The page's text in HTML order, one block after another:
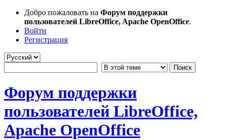
Добро пожаловать на Форум поддержки
пользователей LibreOffice, Apache OpenOffice.
Войти
Регистрация
Форум поддержки
пользователей LibreOffice,
Apache OpenOffice